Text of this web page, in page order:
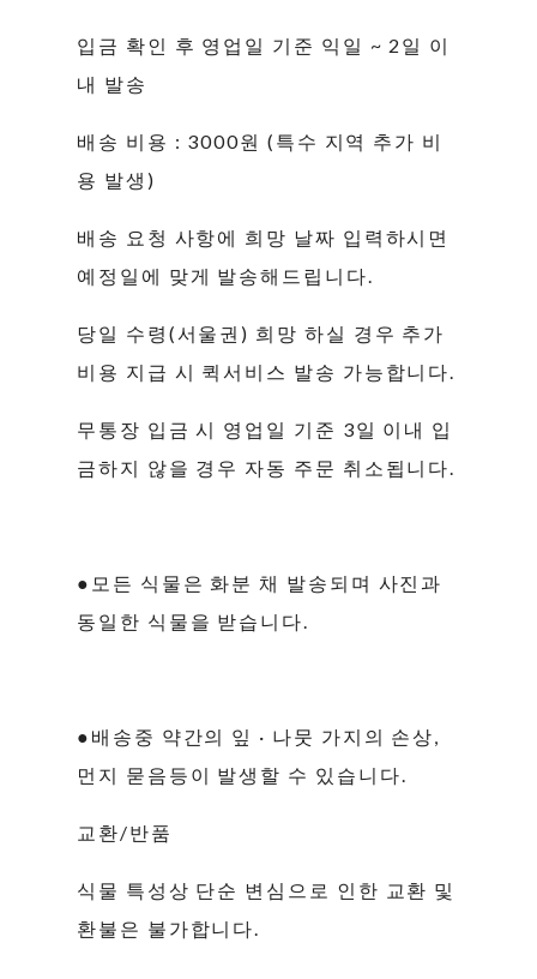
입금 확인 후 영업일 기준 익일 ~ 2일 이
내 발송
배송 비용 : 3000원 (특수 지역 추가 비
용 발생)
배송 요청 사항에 희망 날짜 입력하시면
예정일에 맞게 발송해드립니다.
당일 수령(서울권) 희망 하실 경우 추가
비용 지급 시 퀵서비스 발송 가능합니다.
무통장 입금 시 영업일 기준 3일 이내 입
금하지 않을 경우 자동 주문 취소됩니다.
●모든 식물은 화분 채 발송되며 사진과
동일한 식물을 받습니다.
●배송중 약간의 잎 · 나뭇 가지의 손상,
먼지 묻음등이 발생할 수 있습니다.
교환/반품
식물 특성상 단순 변심으로 인한 교환 및
환불은 불가합니다.